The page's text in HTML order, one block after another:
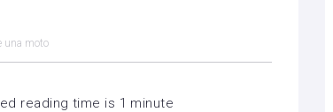
una moto
reading time is 1 minute